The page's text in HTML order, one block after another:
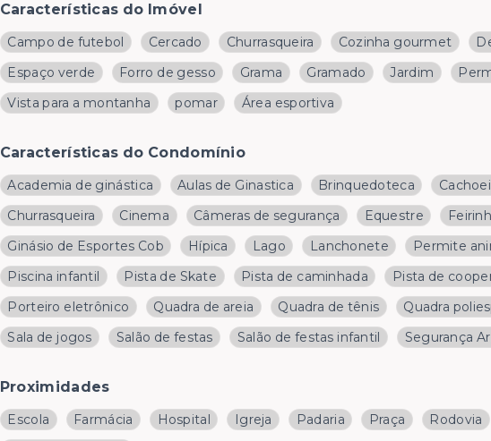
Características do Imóvel
Campo de futebol Cercado Churrasqueira Cozinha gourmet
Espaço verde
Forro de gesso Grama Gramado Jardim
Vista para a montanha
pomar Área esportiva
Características do Condomínio
Academia de ginástica Aulas de Ginastica Brinquedoteca
Churrasqueira
Cinema Câmeras de segurança Equestre
Ginásio de Esportes Cob
Hípica Lago Lanchonete Permite
Piscina infantil
Pista de Skate Pista de caminhada Pista de
Porteiro eletrônico
Quadra de areia Quadra de tênis Quadra
Sala de jogos
Salão de festas Salão de festas infantil Segurança
Proximidades
Escola Farmácia Hospital Igreja Padaria Praça Rodovia